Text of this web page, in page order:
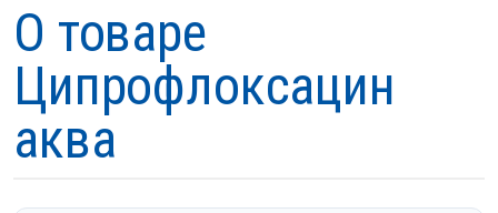
О товаре
Ципрофлоксацин
аква